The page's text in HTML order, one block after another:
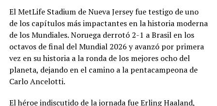
Liberación de 346 millones de dólares en fondos
multilaterales.
Naciones Unidas (ONU):Fondo de respuesta
rápida de 15 millones de dólares.
adicionales para asistir a 470.000 personas (entre
segura los haces de partículas que viajan casi a la
velocidad de la luz.
Aumento controlado de temperatura: Los
imanes del colisionador operan en un estado de
superconducción gracias al helio líquido que los
mantiene a
El MetLife Stadium de Nueva Jersey fue testigo de uno
de los capítulos más impactantes en la historia moderna
de los Mundiales.Noruega derrotó 2-1 a Brasil en los
octavos de final del Mundial 2026 y avanzó por primera
vez en su historia a la ronda de los mejores ocho del
planeta, dejando en el camino a la pentacampeona de
Carlo Ancelotti.
El héroe indiscutido de la jornada fue Erling Haaland,